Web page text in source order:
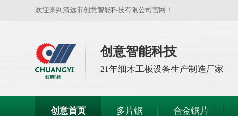
欢迎来到清远市创意智能科技有限公司官网！
创意智能科技
21年细木工板设备生产制造厂家
创意首页 多片锯 合金锯片